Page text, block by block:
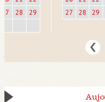
27
28 29
27
28 29